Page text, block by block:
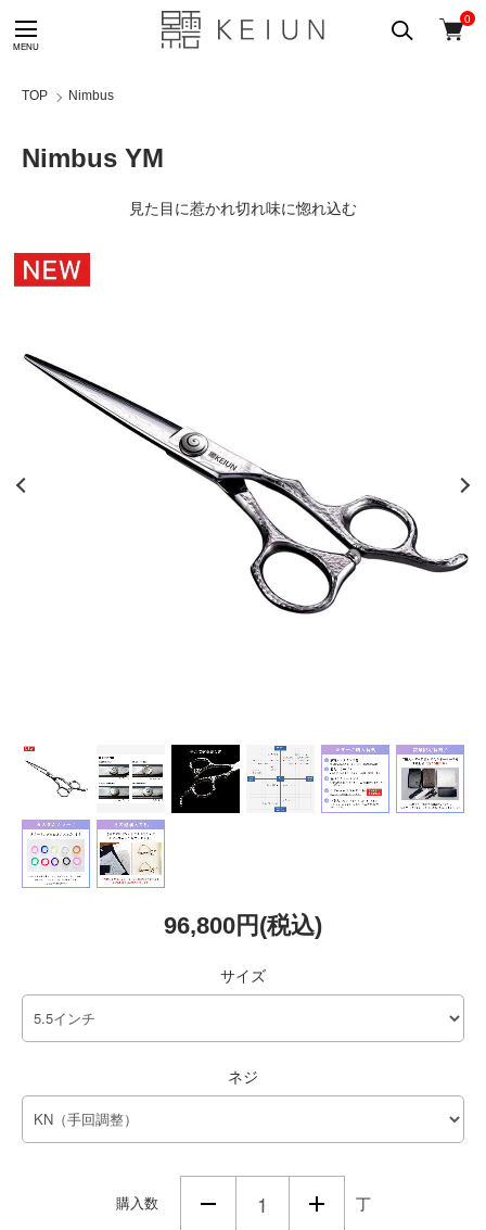
0
TOP Nimbus
Nimbus YM
見た目に惹かれ切れ味に惚れ込む
96,800円(税込)
サイズ
ネジ
購入数 丁